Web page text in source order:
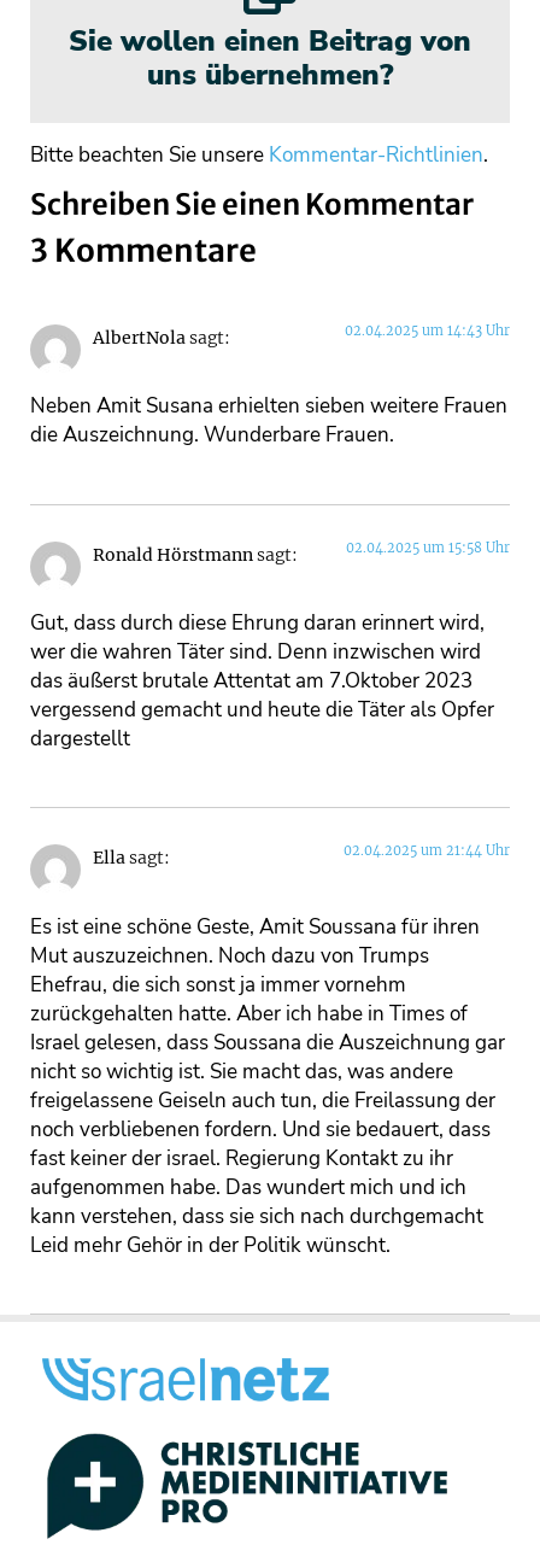
Sie wollen einen Beitrag von
uns übernehmen?
Bitte beachten Sie unsere Kommentar-Richtlinien.
Schreiben Sie einen Kommentar
3 Kommentare
AlbertNolasagt: 02.04.2025 um 14:43 Uhr
Neben Amit Susana erhielten sieben weitere Frauen
die Auszeichnung. Wunderbare Frauen.
Ronald Hörstmannsagt: 02.04.2025 um 15:58 Uhr
Gut, dass durch diese Ehrung daran erinnert wird,
wer die wahren Täter sind. Denn inzwischen wird
das äußerst brutale Attentat am 7.Oktober 2023
vergessend gemacht und heute die Täter als Opfer
dargestellt
Ellasagt: 02.04.2025 um 21:44 Uhr
Es ist eine schöne Geste, Amit Soussana für ihren
Mut auszuzeichnen. Noch dazu von Trumps
Ehefrau, die sich sonst ja immer vornehm
zurückgehalten hatte. Aber ich habe in Times of
Israel gelesen, dass Soussana die Auszeichnung gar
nicht so wichtig ist. Sie macht das, was andere
freigelassene Geiseln auch tun, die Freilassung der
noch verbliebenen fordern. Und sie bedauert, dass
fast keiner der israel. Regierung Kontakt zu ihr
aufgenommen habe. Das wundert mich und ich
kann verstehen, dass sie sich nach durchgemacht
Leid mehr Gehör in der Politik wünscht.